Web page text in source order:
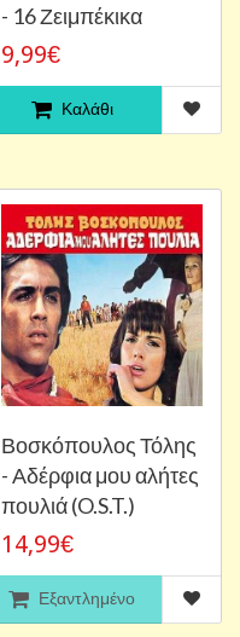
- 16 Ζειμπέκικα
9,99€
Καλάθι
Βοσκόπουλος Τόλης
- Αδέρφια μου αλήτες
πουλιά (O.S.T.)
14,99€
Εξαντλημένο